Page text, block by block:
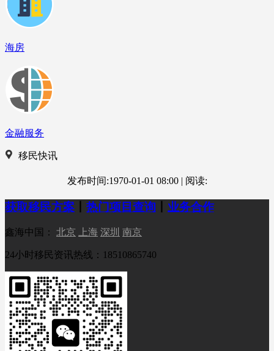
海房
金融服务
移民快讯
发布时间:1970-01-01 08:00 | 阅读:
获取移民方案 热门项目查询 业务合作
鑫海中国： 北京 上海 深圳 南京
24小时移民资讯热线：18510865740